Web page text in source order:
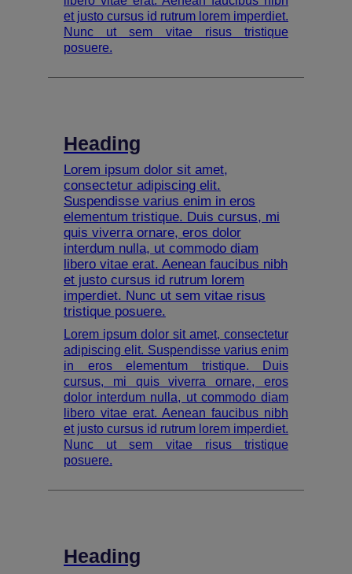
et justo cursus id rutrum lorem imperdiet.
Nunc ut sem vitae risus tristique
posuere.
Heading
Lorem ipsum dolor sit amet,
consectetur adipiscing elit.
Suspendisse varius enim in eros
elementum tristique. Duis cursus, mi
quis viverra ornare, eros dolor
interdum nulla, ut commodo diam
libero vitae erat. Aenean faucibus nibh
et justo cursus id rutrum lorem
imperdiet. Nunc ut sem vitae risus
tristique posuere.
Lorem ipsum dolor sit amet, consectetur
adipiscing elit. Suspendisse varius enim
in eros elementum tristique. Duis
cursus, mi quis viverra ornare, eros
dolor interdum nulla, ut commodo diam
libero vitae erat. Aenean faucibus nibh
et justo cursus id rutrum lorem imperdiet.
Nunc ut sem vitae risus tristique
posuere.
Heading